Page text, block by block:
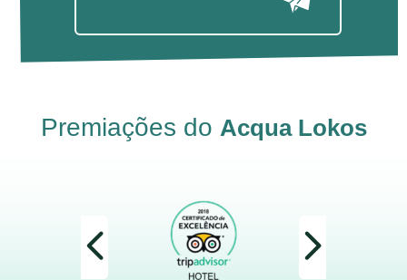
Premiações do Acqua Lokos